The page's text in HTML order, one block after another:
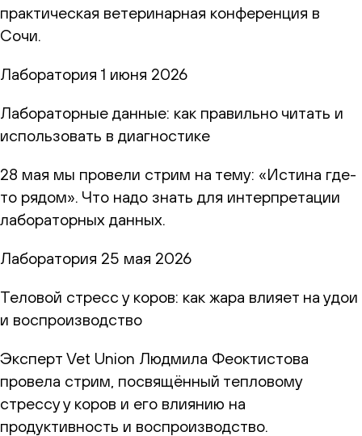
практическая ветеринарная конференция в
Сочи.
Лаборатория 1 июня 2026
Лабораторные данные: как правильно читать и
использовать в диагностике
28 мая мы провели стрим на тему: «Истина где-
то рядом». Что надо знать для интерпретации
лабораторных данных.
Лаборатория 25 мая 2026
Теловой стресс у коров: как жара влияет на удои
и воспроизводство
Эксперт Vet Union Людмила Феоктистова
провела стрим, посвящённый тепловому
стрессу у коров и его влиянию на
продуктивность и воспроизводство.